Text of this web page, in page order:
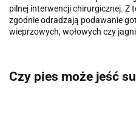
pilnej interwencji chirurgicznej. Z
zgodnie odradzają podawanie
wieprzowych, wołowych czy
Czy pies może jeść